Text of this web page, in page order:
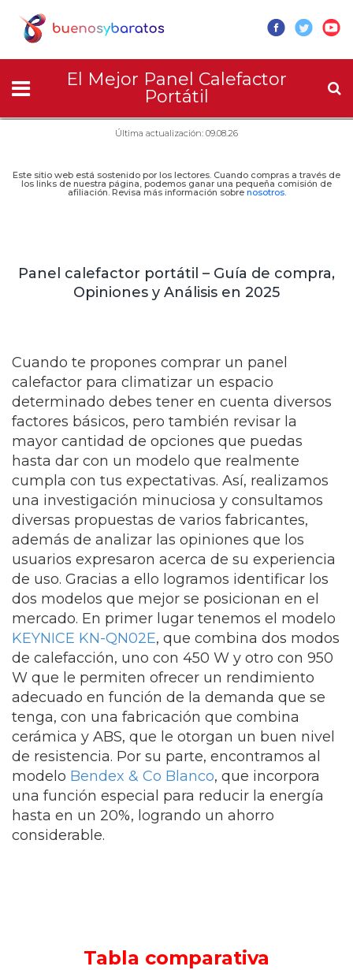
El Mejor Panel Calefactor
Portátil
Última actualización: 09.08.26
Este sitio web está sostenido por los lectores. Cuando compras a través de
los links de nuestra página, podemos ganar una pequeña comisión de
afiliación. Revisa más información sobre nosotros.
Panel calefactor portátil – Guía de compra,
Opiniones y Análisis en 2025
Cuando te propones comprar un panel
calefactor para climatizar un espacio
determinado debes tener en cuenta diversos
factores básicos, pero también revisar la
mayor cantidad de opciones que puedas
hasta dar con un modelo que realmente
cumpla con tus expectativas. Así, realizamos
una investigación minuciosa y consultamos
diversas propuestas de varios fabricantes,
además de analizar las opiniones que los
usuarios expresaron acerca de su experiencia
de uso. Gracias a ello logramos identificar los
dos modelos que mejor se posicionan en el
mercado. En primer lugar tenemos el modelo
KEYNICE KN-QN02E, que combina dos modos
de calefacción, uno con 450 W y otro con 950
W que le permiten ofrecer un rendimiento
adecuado en función de la demanda que se
tenga, con una fabricación que combina
cerámica y ABS, que le otorgan un buen nivel
de resistencia. Por su parte, encontramos al
modelo Bendex & Co Blanco, que incorpora
una función especial para reducir la energía
hasta en un 20%, logrando un ahorro
considerable.
Tabla comparativa